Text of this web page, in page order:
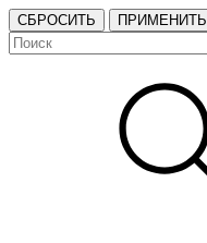
СБРОСИТЬ ПРИМЕНИТЬ